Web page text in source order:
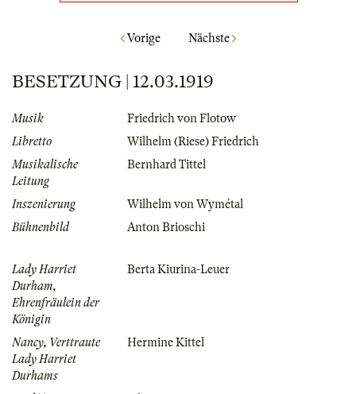
Vorige Nächste
BESETZUNG | 12.03.1919
Musik
Friedrich von Flotow
Libretto
Wilhelm (Riese) Friedrich
Musikalische
Leitung
Bernhard Tittel
Inszenierung
Wilhelm von Wymétal
Bühnenbild
Anton Brioschi
Lady Harriet
Durham,
Ehrenfräulein der
Königin
Berta Kiurina-Leuer
Nancy, Verttraute
Lady Harriet
Durhams
Hermine Kittel